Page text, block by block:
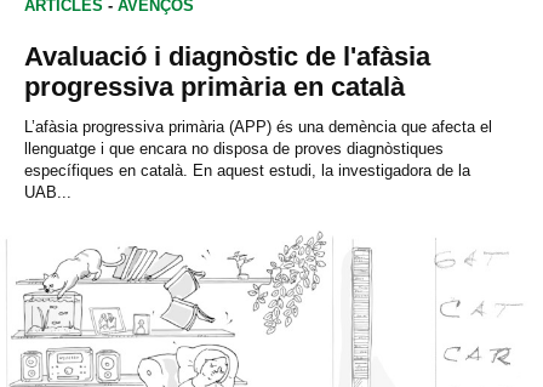
ARTICLES - AVENÇOS
Avaluació i diagnòstic de l'afàsia
progressiva primària en català
L’afàsia progressiva primària (APP) és una demència que afecta el
llenguatge i que encara no disposa de proves diagnòstiques
específiques en català. En aquest estudi, la investigadora de la
UAB...